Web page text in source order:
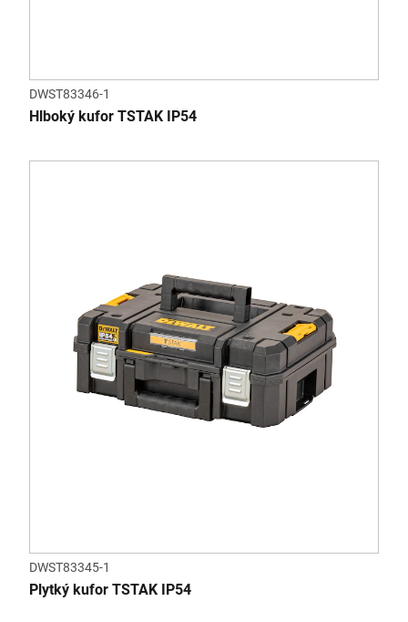
DWST83346-1
Hlboký kufor TSTAK IP54
DWST83345-1
Plytký kufor TSTAK IP54